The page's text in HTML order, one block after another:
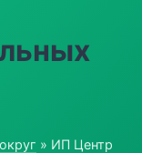
» ИП Центр